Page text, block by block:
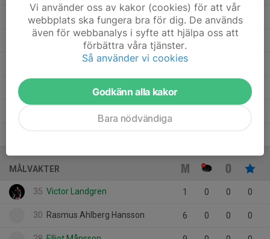
21 Emil Hansson 15 0 0 0
22 Elias Lundgren 0
Anton Nyman 12 0
Andreas Dahlstrand 6 0
MÅLVAKTER
35 Victor Landgren 1 0 0 0
30 Rasmus Ahlberg Hansson 6 0 0 0
Vi använder oss av kakor (cookies) för att vår
webbplats ska fungera bra för dig. De används
även för webbanalys i syfte att hjälpa oss att
förbättra våra tjänster.
Så använder vi cookies
Godkänn alla kakor
Bara nödvändiga